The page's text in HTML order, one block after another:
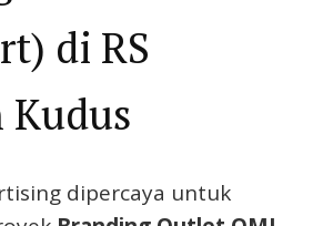
di RS
dipercaya untuk